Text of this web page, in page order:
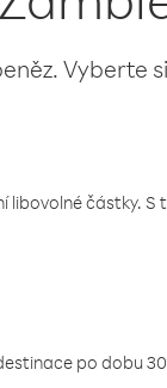
Vyberte
částky.
po dobu 30